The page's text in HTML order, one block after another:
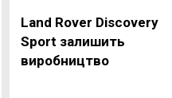
Land Rover Discovery
Sport залишить
виробництво